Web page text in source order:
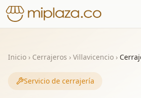
Inicio › Cerrajeros › Villavicencio ›
Servicio de cerrajería